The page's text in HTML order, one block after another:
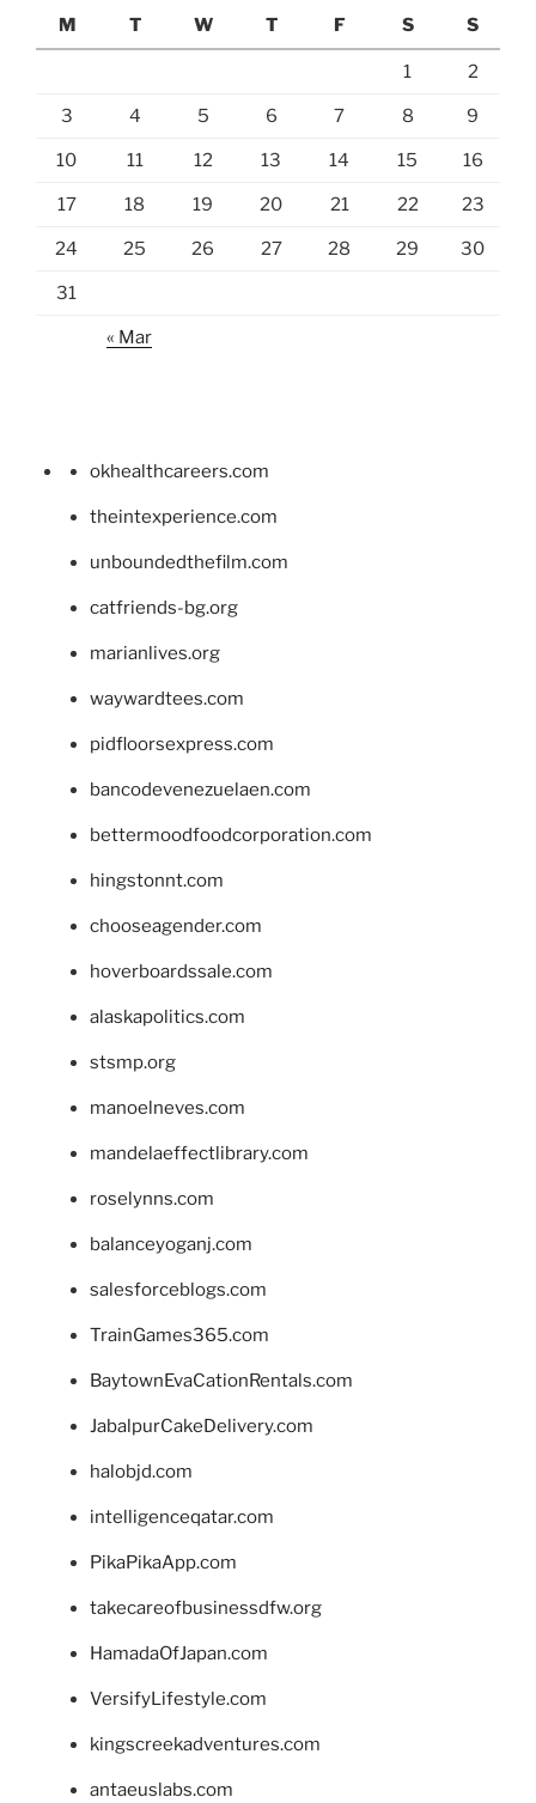
M T W T F S S
1 2
3 4 5 6 7 8 9
10 11 12 13 14 15 16
17 18 19 20 21 22 23
24 25 26 27 28 29 30
31
« Mar
okhealthcareers.com
theintexperience.com
unboundedthefilm.com
catfriends-bg.org
marianlives.org
waywardtees.com
pidfloorsexpress.com
bancodevenezuelaen.com
bettermoodfoodcorporation.com
hingstonnt.com
chooseagender.com
hoverboardssale.com
alaskapolitics.com
stsmp.org
manoelneves.com
mandelaeffectlibrary.com
roselynns.com
balanceyoganj.com
salesforceblogs.com
TrainGames365.com
BaytownEvaCationRentals.com
JabalpurCakeDelivery.com
halobjd.com
intelligenceqatar.com
PikaPikaApp.com
takecareofbusinessdfw.org
HamadaOfJapan.com
VersifyLifestyle.com
kingscreekadventures.com
antaeuslabs.com